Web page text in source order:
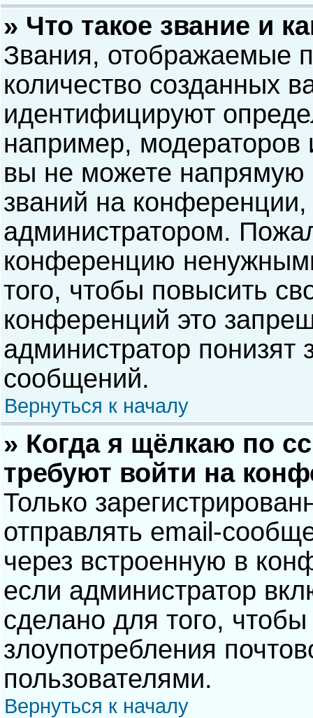
» Что такое звание и
Звания, отображаемые
количество созданных
идентифицируют
например,
вы не можете напрямую
званий на
администратором.
конференцию
того, чтобы повысить
конференций это
администратор понизят
сообщений.
Вернуться к началу
» Когда я щёлкаю по
требуют войти на
Только
отправлять email-
через встроенную в
если администратор
сделано для того, чтобы
злоупотребления
пользователями.
Вернуться к началу